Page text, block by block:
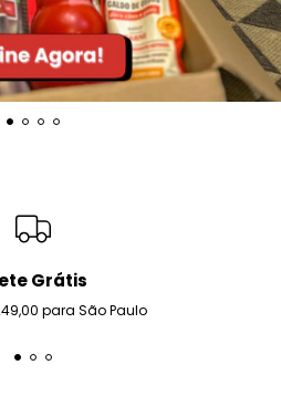
Grátis
para São Paulo